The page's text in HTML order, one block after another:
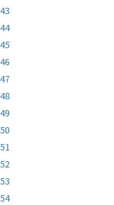
43
44
45
46
47
48
49
50
51
52
53
54